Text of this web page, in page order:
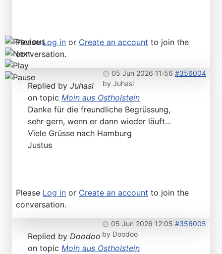
PleaseLog in or Create an account to join the
conversation.
05 Jun 2026 11:56 #356004
by Juhasl
Replied by Juhasl
on topic Moin aus Ostholstein
Danke für die freundliche Begrüssung,
sehr gern, wenn er dann wieder läuft...
Viele Grüsse nach Hamburg
Justus
Please Log in or Create an account to join the
conversation.
05 Jun 2026 12:05 #356005
by Doodoo
Replied by Doodoo
on topic Moin aus Ostholstein